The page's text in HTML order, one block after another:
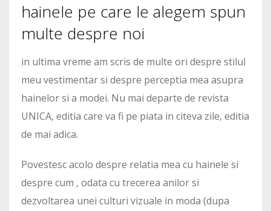
hainele pe care le alegem spun
multe despre noi
in ultima vreme am scris de multe ori despre stilul
meu vestimentar si despre perceptia mea asupra
hainelor si a modei. Nu mai departe de revista
UNICA, editia care va fi pe piata in citeva zile, editia
de mai adica.
Povestesc acolo despre relatia mea cu hainele si
despre cum , odata cu trecerea anilor si
dezvoltarea unei culturi vizuale in moda (dupa